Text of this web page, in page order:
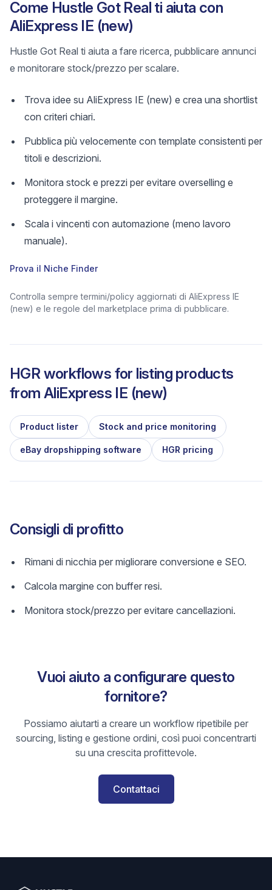
Come Hustle Got Real ti aiuta con
AliExpress IE (new)
Hustle Got Real ti aiuta a fare ricerca, pubblicare annunci
e monitorare stock/prezzo per scalare.
Trova idee su AliExpress IE (new) e crea una shortlist
con criteri chiari.
Pubblica più velocemente con template consistenti per
titoli e descrizioni.
Monitora stock e prezzi per evitare overselling e
proteggere il margine.
Scala i vincenti con automazione (meno lavoro
manuale).
Prova il Niche Finder
Controlla sempre termini/policy aggiornati di AliExpress IE
(new) e le regole del marketplace prima di pubblicare.
HGR workflows for listing products
from AliExpress IE (new)
Product lister Stock and price monitoring
eBay dropshipping software HGR pricing
Consigli di profitto
Rimani di nicchia per migliorare conversione e SEO.
Calcola margine con buffer resi.
Monitora stock/prezzo per evitare cancellazioni.
Vuoi aiuto a configurare questo
fornitore?
Possiamo aiutarti a creare un workflow ripetibile per
sourcing, listing e gestione ordini, così puoi concentrarti
su una crescita profittevole.
Contattaci